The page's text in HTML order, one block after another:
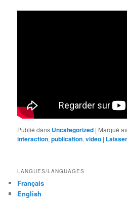
Publié dans Uncategorized | Marqué
interaction,publication,video |
LANGUES/LANGUAGES
Français
English